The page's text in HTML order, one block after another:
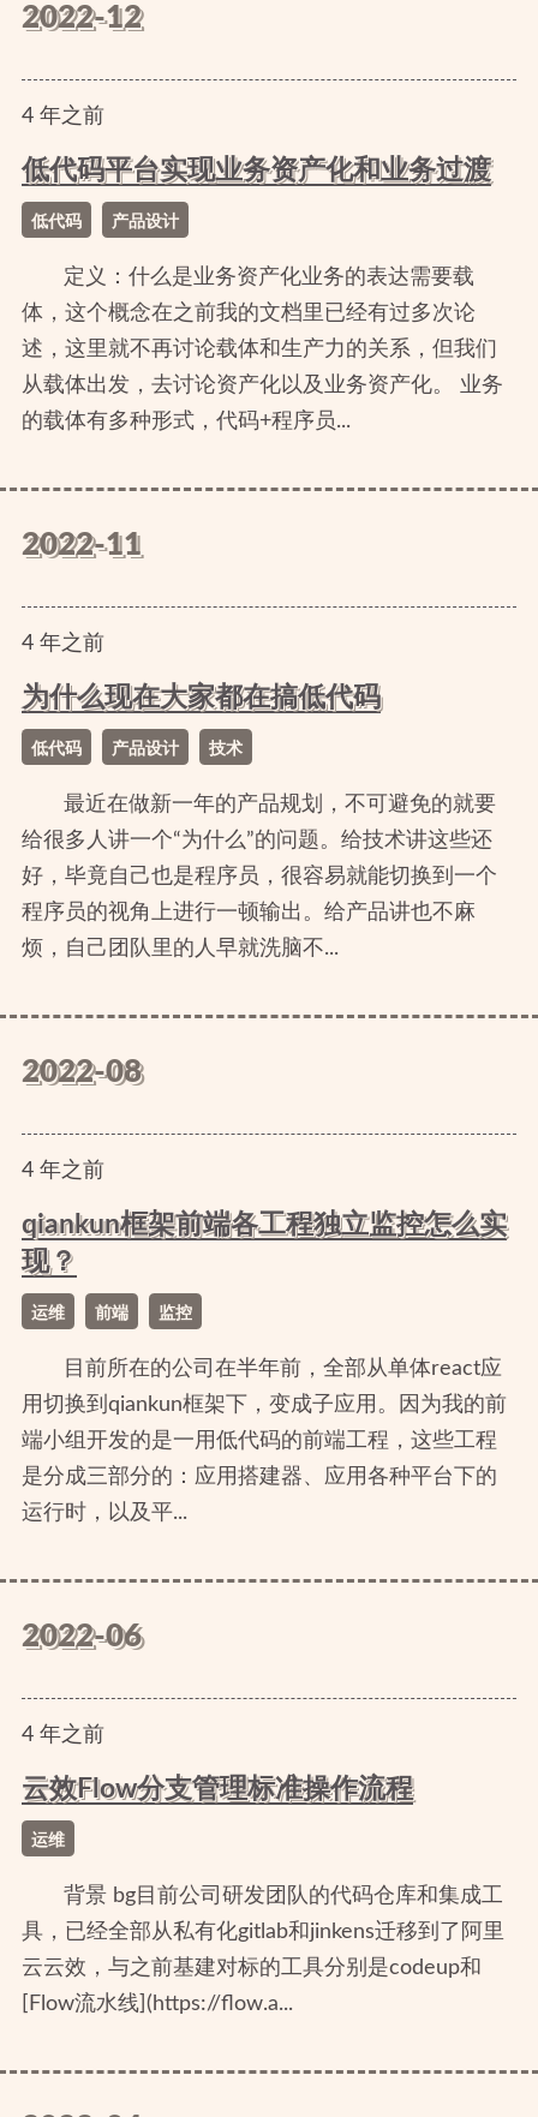
2022-12
4年之前
低代码平台实现业务资产化和业务过渡
低代码 产品设计
定义：什么是业务资产化业务的表达需要载
体，这个概念在之前我的文档里已经有过多次论
述，这里就不再讨论载体和生产力的关系，但我们
从载体出发，去讨论资产化以及业务资产化。 业务
的载体有多种形式，代码+程序员...
2022-11
4年之前
为什么现在大家都在搞低代码
低代码 产品设计 技术
最近在做新一年的产品规划，不可避免的就要
给很多人讲一个“为什么”的问题。给技术讲这些还
好，毕竟自己也是程序员，很容易就能切换到一个
程序员的视角上进行一顿输出。给产品讲也不麻
烦，自己团队里的人早就洗脑不...
2022-08
4年之前
qiankun框架前端各工程独立监控怎么实
现？
运维 前端 监控
目前所在的公司在半年前，全部从单体react应
用切换到qiankun框架下，变成子应用。因为我的前
端小组开发的是一用低代码的前端工程，这些工程
是分成三部分的：应用搭建器、应用各种平台下的
运行时，以及平...
2022-06
4年之前
云效Flow分支管理标准操作流程
运维
背景 bg目前公司研发团队的代码仓库和集成工
具，已经全部从私有化gitlab和jinkens迁移到了阿里
云云效，与之前基建对标的工具分别是codeup和
[Flow流水线](https://flow.a...